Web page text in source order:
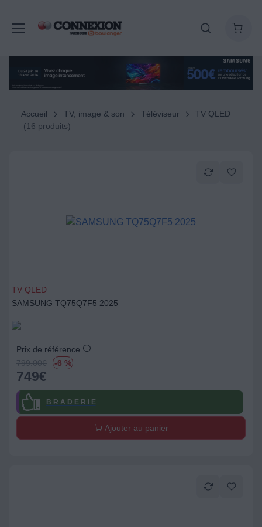
Accueil TV, image & son Téléviseur
TV QLED
(16 produits)
TV QLED
SAMSUNG TQ75Q7F5 2025
Prix de référence
799.00€ -6 %
749€
B R A D E R I E
Ajouter au panier